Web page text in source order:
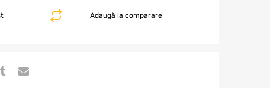
Adaugă la comparare